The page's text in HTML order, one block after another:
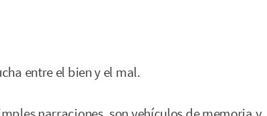
entre el bien y el mal.